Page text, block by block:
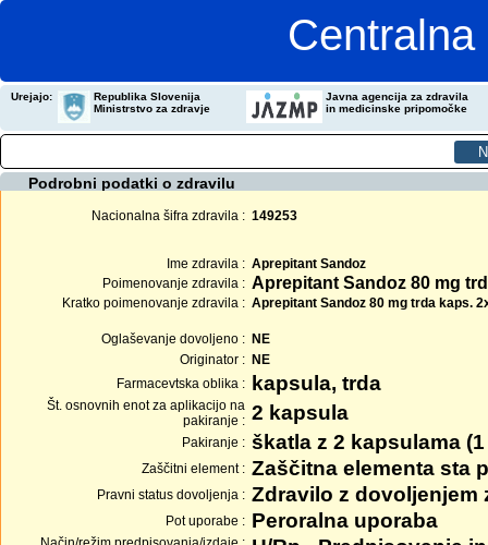
Urejajo:
Republika Slovenija
Ministrstvo za zdravje
Javna agencija za zdravila
in medicinske pripomočke
Podrobni podatki o zdravilu
Nacionalna šifra zdravila : 149253
Ime zdravila : Aprepitant Sandoz
Poimenovanje zdravila : Aprepitant Sandoz 80 mg
Kratko poimenovanje zdravila : Aprepitant Sandoz 80 mg trda kaps.
Oglaševanje dovoljeno : NE
Originator : NE
Farmacevtska oblika :
kapsula, trda
Št. osnovnih enot za aplikacijo na
pakiranje : 2 kapsula
Pakiranje : škatla z 2 kapsulama
Zaščitni element : Zaščitna elementa sta
Pravni status dovoljenja : Zdravilo z dovoljenjem
Pot uporabe : Peroralna uporaba